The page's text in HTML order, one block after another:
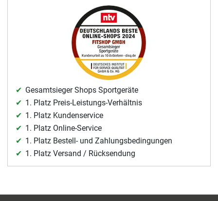
Gesamtsieger Shops Sportgeräte
1. Platz Preis-Leistungs-Verhältnis
1. Platz Kundenservice
1. Platz Online-Service
1. Platz Bestell- und Zahlungsbedingungen
1. Platz Versand / Rücksendung